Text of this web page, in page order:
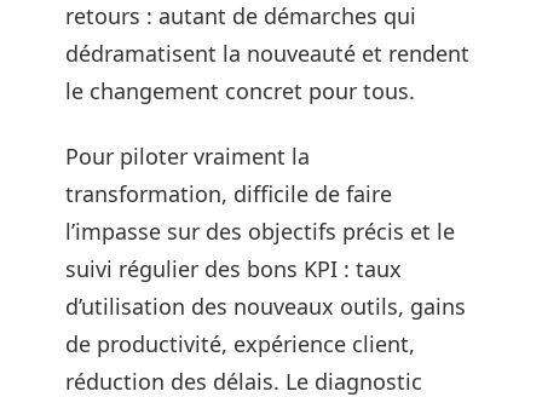
retours : autant de démarches qui
dédramatisent la nouveauté et rendent
le changement concret pour tous.
Pour piloter vraiment la
transformation, difficile de faire
l’impasse sur des objectifs précis et le
suivi régulier des bons KPI : taux
d’utilisation des nouveaux outils, gains
de productivité, expérience client,
réduction des délais. Le diagnostic